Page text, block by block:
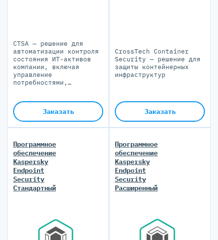
CTSA — решение для
автоматизации контроля
состояния ИТ-активов
компании, включая
управление
потребностями,
инвентаризацией
Заказать
CrossTech Container
Security — решение для
защиты контейнерных
инфраструктур
Заказать
Программное
обеспечение
Kaspersky
Endpoint
Security
Стандартный
Программное
обеспечение
Kaspersky
Endpoint
Security
Расширенный